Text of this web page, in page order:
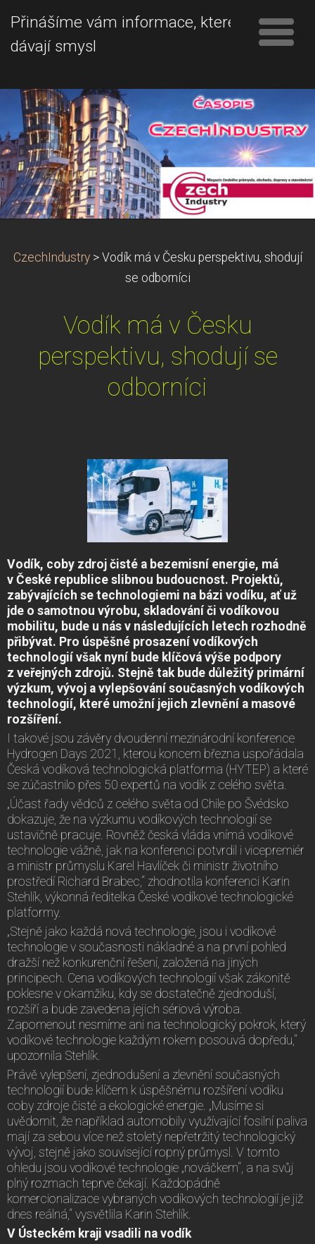
Přinášíme vám informace, které
dávají smysl
CzechIndustry > Vodík má v Česku perspektivu, shodují
se odborníci
Vodík má v Česku
perspektivu, shodují se
odborníci
Vodík, coby zdroj čisté a bezemisní energie, má
v České republice slibnou budoucnost. Projektů,
zabývajících se technologiemi na bázi vodíku, ať už
jde o samotnou výrobu, skladování či vodíkovou
mobilitu, bude u nás v následujících letech rozhodně
přibývat. Pro úspěšné prosazení vodíkových
technologií však nyní bude klíčová výše podpory
z veřejných zdrojů. Stejně tak bude důležitý primární
výzkum, vývoj a vylepšování současných vodíkových
technologií, které umožní jejich zlevnění a masové
rozšíření.
I takové jsou závěry dvoudenní mezinárodní konference
Hydrogen Days 2021, kterou koncem března uspořádala
Česká vodíková technologická platforma (HYTEP) a které
se zúčastnilo přes 50 expertů na vodík z celého světa.
„Účast řady vědců z celého světa od Chile po Švédsko
dokazuje, že na výzkumu vodíkových technologií se
ustavičně pracuje. Rovněž česká vláda vnímá vodíkové
technologie vážně, jak na konferenci potvrdil i vicepremiér
a ministr průmyslu Karel Havlíček či ministr životního
prostředí Richard Brabec,“ zhodnotila konferenci Karin
Stehlík, výkonná ředitelka České vodíkové technologické
platformy.
„Stejně jako každá nová technologie, jsou i vodíkové
technologie v současnosti nákladné a na první pohled
dražší než konkurenční řešení, založená na jiných
principech. Cena vodíkových technologií však zákonitě
poklesne v okamžiku, kdy se dostatečně zjednoduší,
rozšíří a bude zavedena jejich sériová výroba.
Zapomenout nesmíme ani na technologický pokrok, který
vodíkové technologie každým rokem posouvá dopředu,“
upozornila Stehlík.
Právě vylepšení, zjednodušení a zlevnění současných
technologií bude klíčem k úspěšnému rozšíření vodíku
coby zdroje čisté a ekologické energie. „Musíme si
uvědomit, že například automobily využívající fosilní paliva
mají za sebou více než stoletý nepřetržitý technologický
vývoj, stejně jako související ropný průmysl. V tomto
ohledu jsou vodíkové technologie „nováčkem“, a na svůj
plný rozmach teprve čekají. Každopádně
komercionalizace vybraných vodíkových technologií je již
dnes reálná,“ vysvětlila Karin Stehlík.
V Ústeckém kraji vsadili na vodík